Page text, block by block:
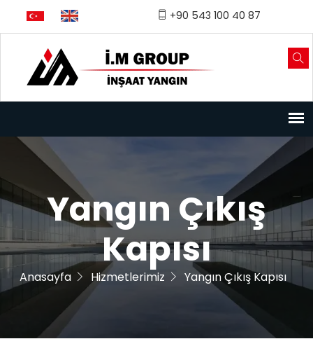
Türkçe English +90 543 100 40 87
Yangın Çıkış
Kapısı
Anasayfa Hizmetlerimiz Yangın Çıkış Kapısı